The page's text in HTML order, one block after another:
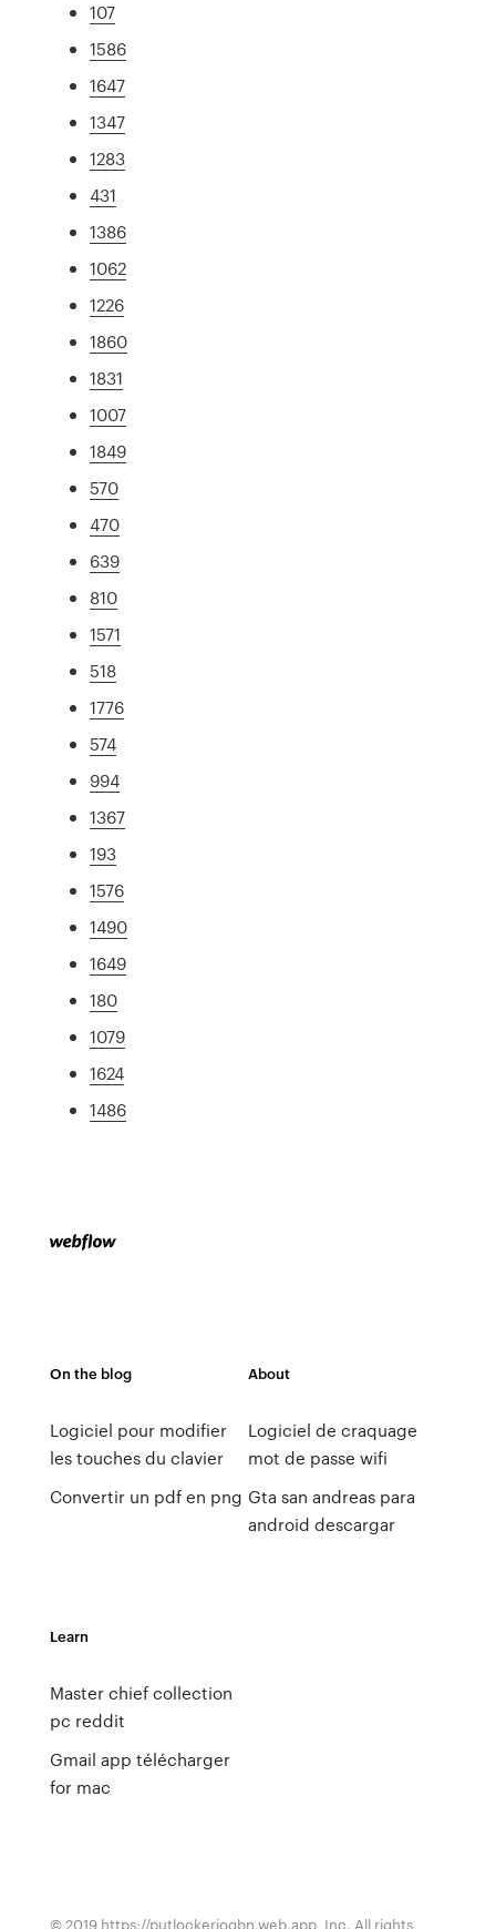
107
1586
1647
1347
1283
431
1386
1062
1226
1860
1831
1007
1849
570
470
639
810
1571
518
1776
574
994
1367
193
1576
1490
1649
180
1079
1624
1486
On the blog
Logiciel pour modifier
les touches du clavier
Convertir un pdf en png
About
Logiciel de craquage
mot de passe wifi
Gta san andreas para
android descargar
Learn
Master chief collection
pc reddit
Gmail app télécharger
for mac
© 2019 https://putlockeriogbn.web.app, Inc. All rights